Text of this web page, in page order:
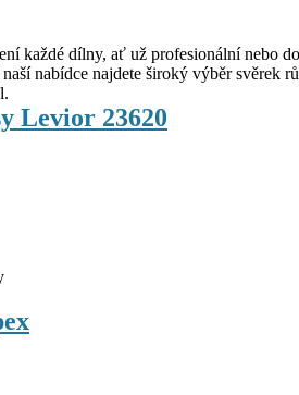
každé dílny, ať už profesionální nebo
nabídce najdete široký výběr
Levior 23620